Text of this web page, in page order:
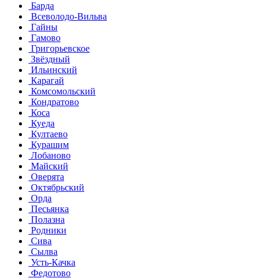
Барда
Всеволодо-Вильва
Гайны
Гамово
Григорьевское
Звёздный
Ильинский
Карагай
Комсомольский
Кондратово
Коса
Куеда
Култаево
Курашим
Лобаново
Майский
Оверята
Октябрьский
Орда
Песьянка
Полазна
Родники
Сива
Сылва
Усть-Качка
Федотово